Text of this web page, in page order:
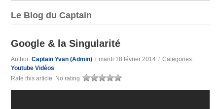
Le Blog du Captain
Google & la Singularité
Author:Captain Yvan (Admin) / mardi 18 février 2014 / Categories:
Youtube Vidéos
Rate this article: No rating